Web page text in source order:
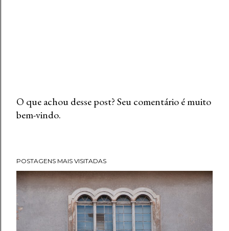
P
a
r
u
m
c
O que achou desse post? Seu comentário é muito
bem-vindo.
POSTAGENS MAIS VISITADAS